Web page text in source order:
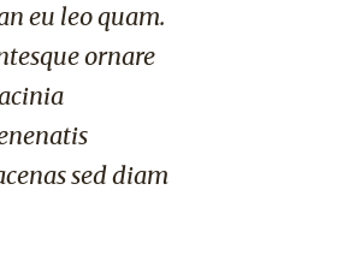
eu leo quam.
ornare
sed diam